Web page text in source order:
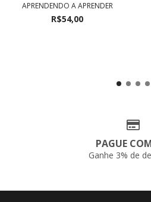
APRENDENDO A APRENDER
R$54,00
PAGUE
Ganhe 3% de